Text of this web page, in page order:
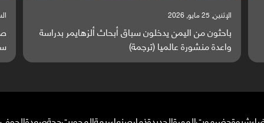
السبت, 23 مايو, 2026
صراع دولي يتصاعد قرب اليمن والبحر الأحمر يتحول إلى
ساحة مواجهة عالمية (ترجمة)